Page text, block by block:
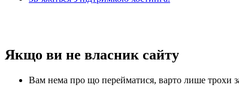
Якщо ви не власник сайту
Вам нема про що перейматися, варто лише трохи